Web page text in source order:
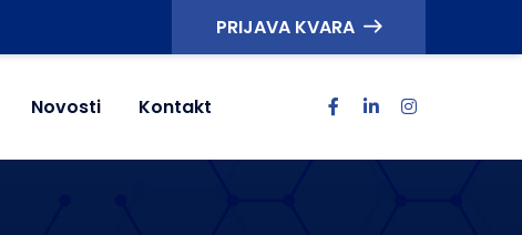
PRIJAVA KVARA
Novosti Kontakt